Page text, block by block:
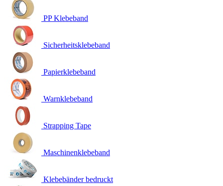
PP Klebeband
Sicherheitsklebeband
Papierklebeband
Warnklebeband
Strapping Tape
Maschinenklebeband
Klebebänder bedruckt